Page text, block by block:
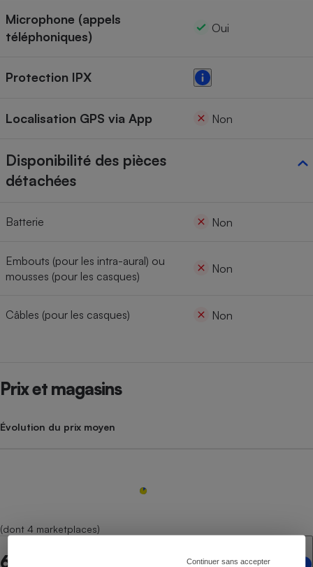
Continuer sans accepter
Microphone (appels
téléphoniques)
Oui
Protection IPX
Localisation GPS via App Non
Disponibilité des pièces
détachées
Batterie Non
Embouts (pour les intra-aural) ou
mousses (pour les casques)
Non
Câbles (pour les casques) Non
Prix et magasins
Évolution du prix moyen
(dont 4 marketplaces)
6 points de vente en ligne